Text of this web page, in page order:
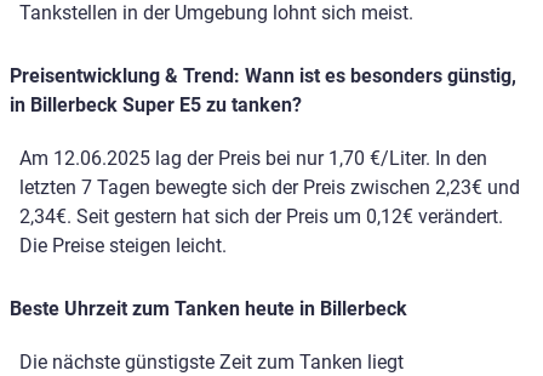
Tankstellen in der Umgebung lohnt sich meist.
Preisentwicklung & Trend: Wann ist es besonders günstig,
in Billerbeck Super E5 zu tanken?
Am 12.06.2025 lag der Preis bei nur 1,70 €/Liter. In den
letzten 7 Tagen bewegte sich der Preis zwischen 2,23€ und
2,34€. Seit gestern hat sich der Preis um 0,12€ verändert.
Die Preise steigen leicht.
Beste Uhrzeit zum Tanken heute in Billerbeck
Die nächste günstigste Zeit zum Tanken liegt